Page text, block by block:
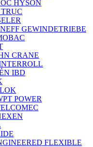
HYSON
GEWINDETRIEBE
CRANE
IBD
POWER
FLEXIBLE